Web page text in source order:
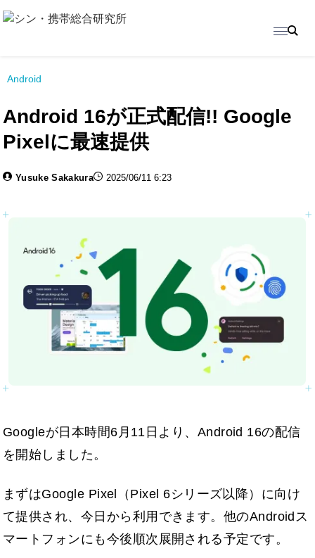
Android
Android 16が正式配信!! Google
Pixelに最速提供
Yusuke Sakakura 2025/06/11 6:23
Googleが日本時間6月11日より、Android 16の配信
を開始しました。
まずはGoogle Pixel（Pixel 6シリーズ以降）に向け
て提供され、今日から利用できます。他のAndroidス
マートフォンにも今後順次展開される予定です。